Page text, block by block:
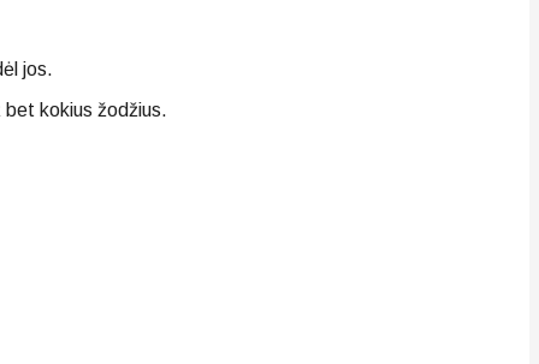
jos.
kokius žodžius.